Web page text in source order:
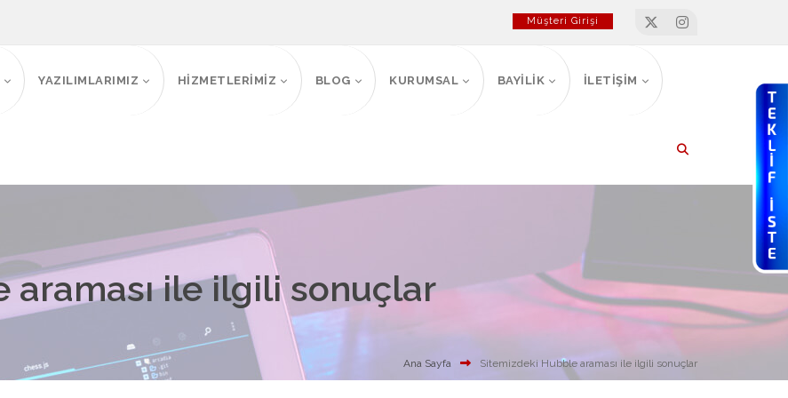
Müşteri Girişi
YAZILIMLARIMIZ HİZMETLERİMİZ BLOG KURUMSAL BAYİLİK İLETİŞİM
araması ile ilgili sonuçlar
Ana Sayfa Sitemizdeki Hubble araması ile ilgili sonuçlar